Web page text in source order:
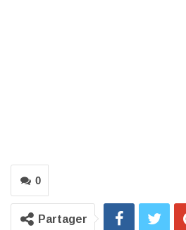
0
Partager